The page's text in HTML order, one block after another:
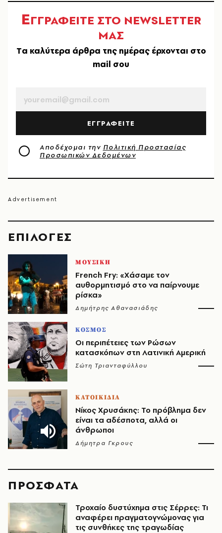
EΠΙΛΟΓΈΣ
ΜΟΥΣΙΚΗ
French Fry: «Χάσαμε τον
αυθορμητισμό στο να παίρνουμε
ρίσκα»
Δημήτρης Αθανασιάδης
ΚΟΣΜΟΣ
Οι περιπέτειες των Ρώσων
κατασκόπων στη Λατινική Αμερική
Σώτη Τριανταφύλλου
ΚΑΤΟΙΚΙΔΙΑ
Νίκος Χρυσάκης: Το πρόβλημα δεν
είναι τα αδέσποτα, αλλά οι
άνθρωποι
Δήμητρα Γκρους
ΕΓΓΡΑΦΕΙΤΕ ΣΤΟ NEWSLETTER
ΜΑΣ
Tα καλύτερα άρθρα της ημέρας έρχονται στο
mail σου
ΕΓΓΡΑΦΕΙΤΕ
Αποδέχομαι την Πολιτική Προστασίας
Προσωπικών Δεδομένων
ΠΡΟΣΦΑΤΑ
Τροχαίο δυστύχημα στις Σέρρες: Τι
αναφέρει πραγματογνώμονας για
τις συνθήκες της τραγωδίας